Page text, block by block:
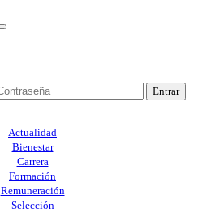
Entrar
Actualidad
Bienestar
Carrera
Formación
Remuneración
Selección